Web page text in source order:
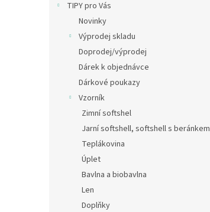
TIPY pro Vás
Novinky
Výprodej skladu
Doprodej/výprodej
Dárek k objednávce
Dárkové poukazy
Vzorník
Zimní softshel
Jarní softshell, softshell s beránkem
Teplákovina
Úplet
Bavlna a biobavlna
Len
Doplňky